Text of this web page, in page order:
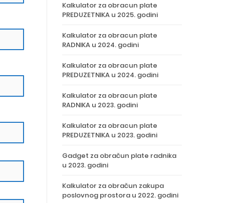
Kalkulator za obracun plate
PREDUZETNIKA u 2025. godini
Kalkulator za obracun plate
RADNIKA u 2024. godini
Kalkulator za obracun plate
PREDUZETNIKA u 2024. godini
Kalkulator za obracun plate
RADNIKA u 2023. godini
Kalkulator za obracun plate
PREDUZETNIKA u 2023. godini
Gadget za obračun plate radnika
u 2023. godini
Kalkulator za obračun zakupa
poslovnog prostora u 2022. godini